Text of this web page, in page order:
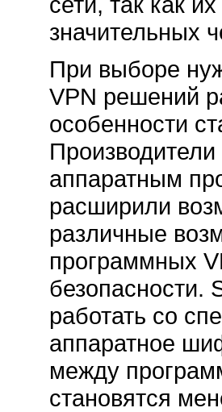
значительных
При выборе
VPN решений
особенности
аппаратным
расширили
различные
программных
безопасности.
работать со
аппаратное
между
становятся